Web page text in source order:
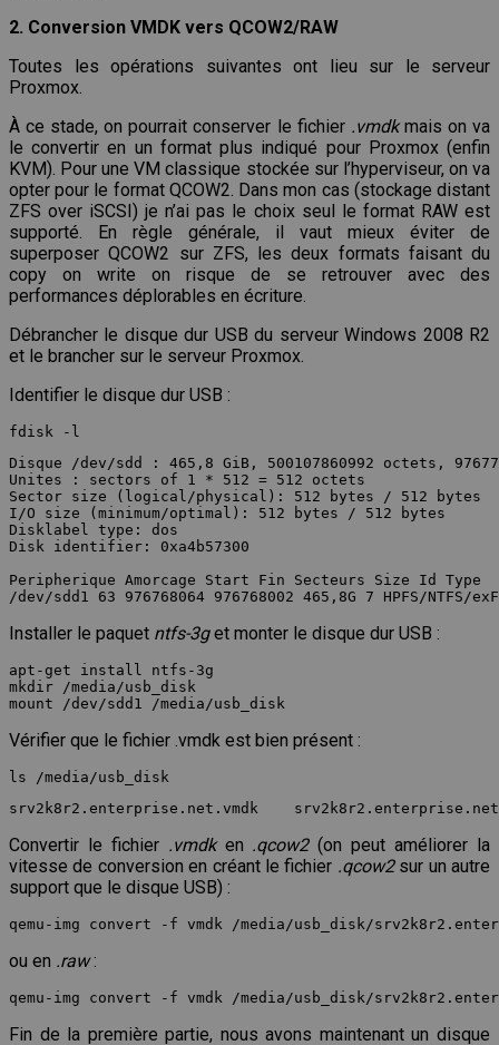
2. Conversion VMDK vers QCOW2/RAW
Toutes les opérations suivantes ont lieu sur le serveur
Proxmox.
À ce stade, on pourrait conserver le fichier .vmdkmais on va
le convertir en un format plus indiqué pour Proxmox (enfin
KVM). Pour une VM classique stockée sur l’hyperviseur, on va
opter pour le format QCOW2. Dans mon cas (stockage distant
ZFS over iSCSI) je n’ai pas le choix seul le format RAW est
supporté. En règle générale, il vaut mieux éviter de
superposer QCOW2 sur ZFS, les deux formats faisant du
copy on write on risque de se retrouver avec des
performances déplorables en écriture.
Débrancher le disque dur USB du serveur Windows 2008 R2
et le brancher sur le serveur Proxmox.
Identifier le disque dur USB :
Disque /dev/sdd : 465,8 GiB, 500107860992 octets,
Unites : sectors of 1 * 512 = 512 octets
Sector size (logical/physical): 512 bytes / 512 bytes
I/O size (minimum/optimal): 512 bytes / 512 bytes
Disklabel type: dos
Disk identifier: 0xa4b57300
Peripherique Amorcage Start Fin Secteurs Size Id Type
Installer le paquet ntfs-3get monter le disque dur USB :
apt-get install ntfs-3g
mkdir /media/usb_disk
Vérifier que le fichier .vmdk est bien présent :
Convertir le fichier .vmdken .qcow2(on peut améliorer la
vitesse de conversion en créant le fichier .qcow2sur un autre
support que le disque USB) :
ou en .raw:
Fin de la première partie, nous avons maintenant un disque